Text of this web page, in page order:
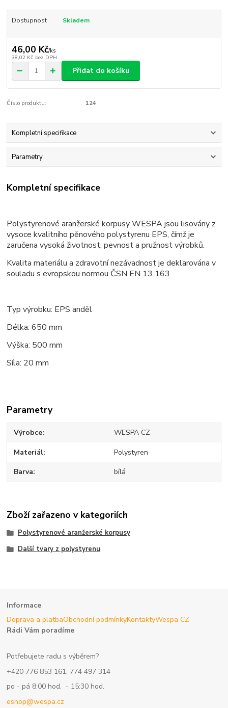
Dostupnost Skladem
46,00 Kč/ks
38,02 Kč bez DPH
Přidat do košíku
Číslo produktu: 124
Kompletní specifikace
Parametry
Kompletní specifikace
Polystyrenové aranžerské korpusy WESPA jsou lisovány z
vysoce kvalitního pěnového polystyrenu EPS, čímž je
zaručena vysoká životnost, pevnost a pružnost výrobků.
Kvalita materiálu a zdravotní nezávadnost je deklarována v
souladu s evropskou normou ČSN EN 13 163.
Typ výrobku: EPS anděl
Délka: 650 mm
Výška: 500 mm
Síla: 20 mm
Parametry
Výrobce WESPA CZ
Materiál Polystyren
Barva bílá
Zboží zařazeno v kategoriích
Polystyrenové aranžerské korpusy
Další tvary z polystyrenu
Informace
Doprava a platbaObchodní podmínkyKontaktyWespa CZ
Rádi Vám poradíme
Potřebujete radu s výběrem?
+420 776 853 161, 774 497 314
po - pá 8:00 hod. - 15:30 hod.
eshop@wespa.cz